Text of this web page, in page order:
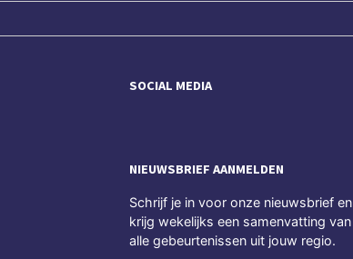
SOCIAL MEDIA
NIEUWSBRIEF AANMELDEN
Schrijf je in voor onze nieuwsbrief en
krijg wekelijks een samenvatting van
alle gebeurtenissen uit jouw regio.